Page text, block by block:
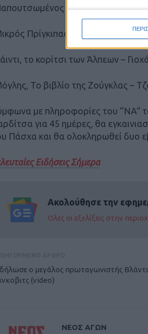
Γάτος – Σαρλ Περώ,
Πρίγκιπας – Αντουάν ντε
το κορίτσι των Άλπεων –
Το βιβλίο της Ζούγκλας –
με πληροφορίες του “ΝΑ”
για 45 ημέρες, θα
Πάσχα και θα ολοκληρωθεί δυο
Ειδήσεις Σήμερα
Ακολούθησε την
Όλες οι εξελίξεις στην
δήλωσε ο μεγάλος πρωταγωνιστής
(video)
ΝΕΟΣ ΑΓΩΝ